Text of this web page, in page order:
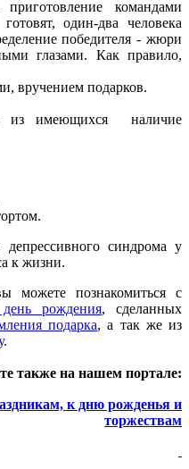
командами
один-два человека
победителя - жюри
глазами. Как правило,
вручением подарков.
из имеющихся наличие
депрессивного синдрома у
к жизни.
можете познакомиться с
рождения, сделанных
подарка, а так же из
.
также на нашем портале:
к дню рожденья и
торжествам